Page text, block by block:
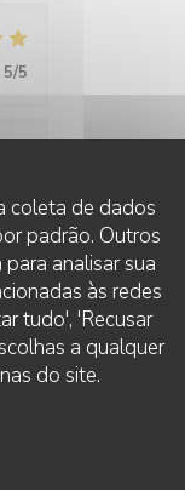
coleta de dados
padrão. Outros
analisar sua
às redes
tudo', 'Recusar
a qualquer
do site.
5/5
5/5